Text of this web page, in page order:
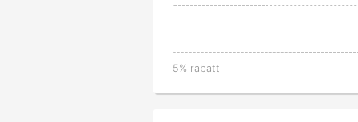
5% rabatt